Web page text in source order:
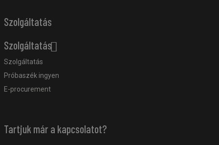
Szolgáltatás
Szolgáltatás
Szolgáltatás
Próbaszék ingyen
E-procurement
Tartjuk már a kapcsolatot?